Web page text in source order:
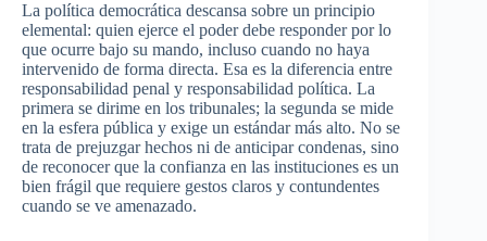
La política democrática descansa sobre un principio
elemental: quien ejerce el poder debe responder por lo
que ocurre bajo su mando, incluso cuando no haya
intervenido de forma directa. Esa es la diferencia entre
responsabilidad penal y responsabilidad política. La
primera se dirime en los tribunales; la segunda se mide
en la esfera pública y exige un estándar más alto. No se
trata de prejuzgar hechos ni de anticipar condenas, sino
de reconocer que la confianza en las instituciones es un
bien frágil que requiere gestos claros y contundentes
cuando se ve amenazado.